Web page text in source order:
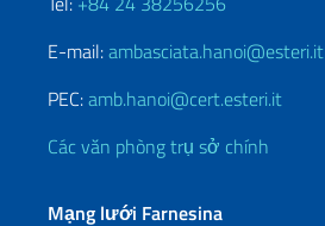
E-mail:ambasciata.hanoi@esteri.it
PEC:amb.hanoi@cert.esteri.it
Các văn phòng trụ sở chính
Mạng lưới Farnesina